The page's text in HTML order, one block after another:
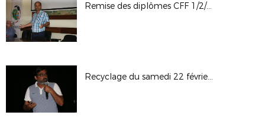
Remise des diplômes CFF 1/2/3 et BMF 2019 à La Possession
Recyclage du samedi 22 février 2020